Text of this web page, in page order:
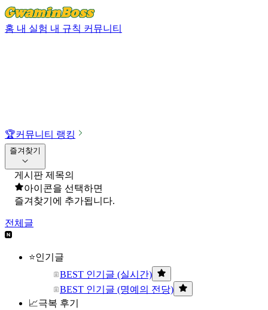
홈 내 실험 내 규칙 커뮤니티
🏆커뮤니티 랭킹
즐겨찾기
게시판 제목의
아이콘을 선택하면
즐겨찾기에 추가됩니다.
전체글
⭐인기글
BEST 인기글 (실시간)
BEST 인기글 (명예의 전당)
📈극복 후기